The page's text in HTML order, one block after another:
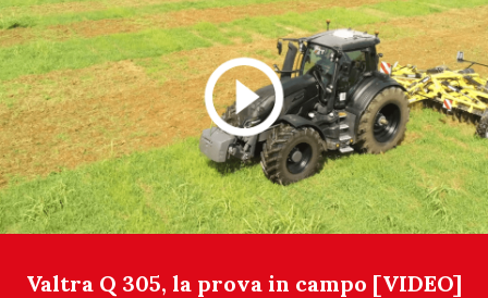
Valtra Q 305, la prova in campo [VIDEO]